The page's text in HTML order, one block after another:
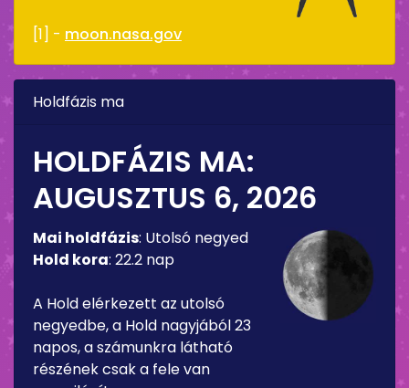
[1] - moon.nasa.gov
Holdfázis ma
HOLDFÁZIS MA:
AUGUSZTUS 6, 2026
Mai holdfázis: Utolsó negyed
Hold kora: 22.2 nap
A Hold elérkezett az utolsó
negyedbe, a Hold nagyjából 23
napos, a számunkra látható
részének csak a fele van